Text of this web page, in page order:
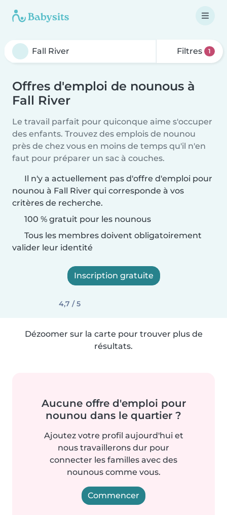
Filtres 1
Offres d'emploi de nounous à
Fall River
Le travail parfait pour quiconque aime s'occuper
des enfants. Trouvez des emplois de nounou
près de chez vous en moins de temps qu'il n'en
faut pour préparer un sac à couches.
Il n'y a actuellement pas d'offre d'emploi pour
nounou à Fall River qui corresponde à vos
critères de recherche.
100 % gratuit pour les nounous
Tous les membres doivent obligatoirement
valider leur identité
Inscription gratuite
4,7 / 5
Dézoomer sur la carte pour trouver plus de
résultats.
Aucune offre d'emploi pour
nounou dans le quartier ?
Ajoutez votre profil aujourd'hui et
nous travaillerons dur pour
connecter les familles avec des
nounous comme vous.
Commencer